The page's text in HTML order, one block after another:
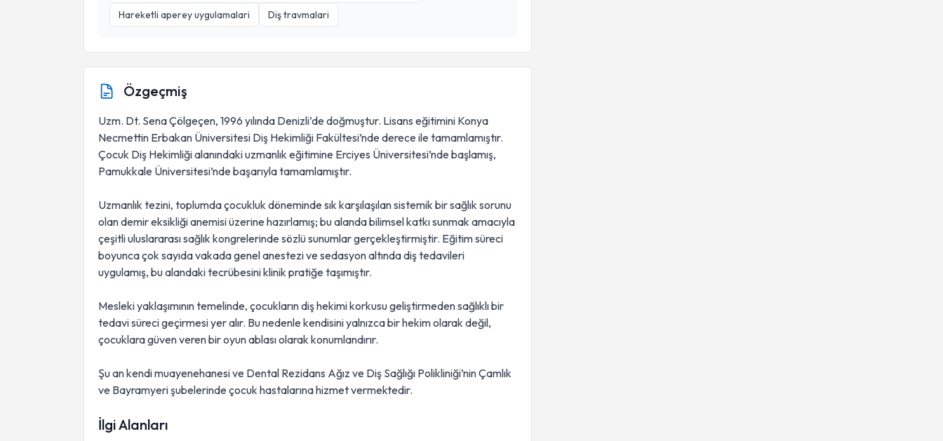
Hareketli aperey uygulamalari
Diş travmalari
Özgeçmiş
Uzm. Dt. Sena Çölgeçen, 1996 yılında Denizli’de doğmuştur. Lisans eğitimini Konya
Necmettin Erbakan Üniversitesi Diş Hekimliği Fakültesi’nde derece ile tamamlamıştır.
Çocuk Diş Hekimliği alanındaki uzmanlık eğitimine Erciyes Üniversitesi’nde başlamış,
Pamukkale Üniversitesi’nde başarıyla tamamlamıştır.
Uzmanlık tezini, toplumda çocukluk döneminde sık karşılaşılan sistemik bir sağlık sorunu
olan demir eksikliği anemisi üzerine hazırlamış; bu alanda bilimsel katkı sunmak amacıyla
çeşitli uluslararası sağlık kongrelerinde sözlü sunumlar gerçekleştirmiştir. Eğitim süreci
boyunca çok sayıda vakada genel anestezi ve sedasyon altında diş tedavileri
uygulamış, bu alandaki tecrübesini klinik pratiğe taşımıştır.
Mesleki yaklaşımının temelinde, çocukların diş hekimi korkusu geliştirmeden sağlıklı bir
tedavi süreci geçirmesi yer alır. Bu nedenle kendisini yalnızca bir hekim olarak değil,
çocuklara güven veren bir oyun ablası olarak konumlandırır.
Şu an kendi muayenehanesi ve Dental Rezidans Ağız ve Diş Sağlığı Polikliniği’nin Çamlık
ve Bayramyeri şubelerinde çocuk hastalarına hizmet vermektedir.
İlgi Alanları